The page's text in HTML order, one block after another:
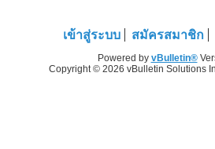
เข้าสู่ระบบ สมัครสมาชิก
Powered by vBulletin®
Copyright © 2026 vBulletin Solutions